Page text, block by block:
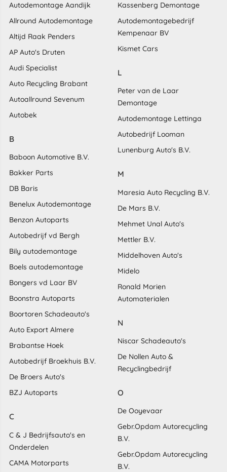
Autodemontage Aandijk
Allround Autodemontage
Altijd Raak Penders
AP Auto's Druten
Audi Specialist
Auto Recycling Brabant
Autoallround Sevenum
Autobek
B
Baboon Automotive B.V.
Bakker Parts
DB Baris
Benelux Autodemontage
Benzon Autoparts
Autobedrijf vd Bergh
Bily autodemontage
Boels autodemontage
Bongers vd Laar BV
Boonstra Autoparts
Boortoren Schadeauto's
Auto Export Almere
Brabantse Hoek
Autobedrijf Broekhuis B.V.
De Broers Auto's
BZJ Autoparts
C
C & J Bedrijfsauto's en
Onderdelen
CAMA Motorparts
Kassenberg Demontage
Autodemontagebedrijf
Kempenaar BV
Kismet Cars
L
Peter van de Laar
Demontage
Autodemontage Lettinga
Autobedrijf Looman
Lunenburg Auto's B.V.
M
Maresia Auto Recycling B.V.
De Mars B.V.
Mehmet Unal Auto's
Mettler B.V.
Middelhoven Auto's
Midelo
Ronald Morien
Automaterialen
N
Niscar Schadeauto's
De Nollen Auto &
Recyclingbedrijf
O
De Ooyevaar
Gebr.Opdam Autorecycling
B.V.
Gebr.Opdam Autorecycling
B.V.